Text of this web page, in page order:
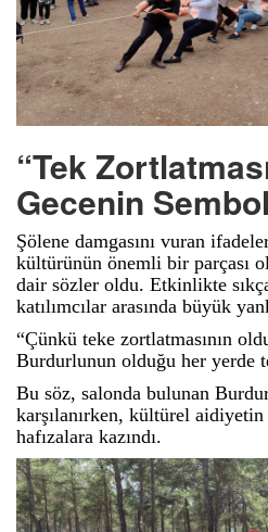
“Tek
Gecenin
Şölene damgasını vuran
kültürünün önemli bir parçası
dair sözler oldu. Etkinlikte
katılımcılar arasında büyük
“Çünkü teke zortlatmasının
Burdurlunun olduğu her yerde
Bu söz, salonda bulunan
karşılanırken, kültürel
hafızalara kazındı.